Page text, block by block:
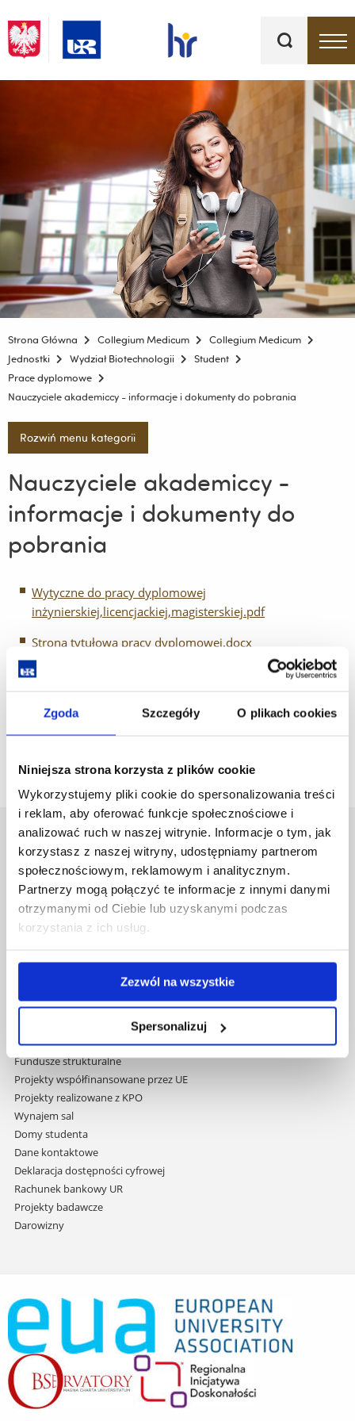
Zgoda Szczegóły O plikach cookies
Niniejsza strona korzysta z plików cookie
Wykorzystujemy pliki cookie do spersonalizowania treści
i reklam, aby oferować funkcje społecznościowe i
analizować ruch w naszej witrynie. Informacje o tym, jak
korzystasz z naszej witryny, udostępniamy partnerom
społecznościowym, reklamowym i analitycznym.
Partnerzy mogą połączyć te informacje z innymi danymi
otrzymanymi od Ciebie lub uzyskanymi podczas
korzystania z ich usług.
Zezwól na wszystkie
Spersonalizuj
kluczowe
Strona Główna Collegium Medicum
Collegium Medicum
Jednostki
Wydział Biotechnologii
Student
Prace dyplomowe
Nauczyciele akademiccy - informacje i dokumenty do pobrania
Rozwiń menu kategorii
Nauczyciele akademiccy -
informacje i dokumenty do
pobrania
Wytyczne do pracy dyplomowej
inżynierskiej,licencjackiej,magisterskiej.pdf
Strona tytułowa pracy dyplomowej.docx
FORMULARZ OCENY RECENZENTA PRACY
FORMULARZ OCENY PROMOTORA PRACY
Uniwersytet Rzeszowski
Al. Tadeusza Rejtana 16C
35-959 Rzeszów
Pomiń
nawigację
przejdź
treści
Polityka prywatności
Mapa serwisu
Studia podyplomowe
Zamówienia publiczne
Fundusze strukturalne
Projekty współfinansowane przez UE
Projekty realizowane z KPO
Wynajem sal
Domy studenta
Dane kontaktowe
Deklaracja dostępności cyfrowej
Rachunek bankowy UR
Projekty badawcze
Darowizny